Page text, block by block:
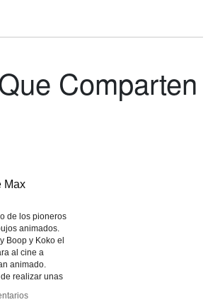
Comparten
Max
de los pioneros
animados.
Boop y Koko el
al cine a
animado.
realizar unas
Max